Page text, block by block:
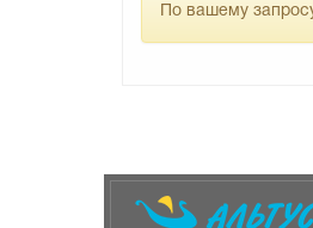
По вашему